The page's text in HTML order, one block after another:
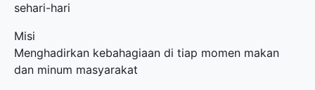
sehari-hari
Misi
Menghadirkan kebahagiaan di tiap momen makan
dan minum masyarakat